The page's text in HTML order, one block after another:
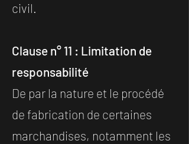
civil.
Clause n° 11 : Limitation de
responsabilité
De par la nature et le procédé
de fabrication de certaines
marchandises, notamment les